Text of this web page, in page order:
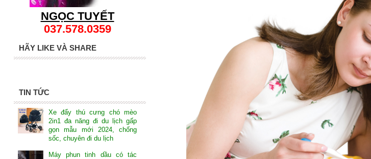
NGỌC TUYẾT
037.578.0359
HÃY LIKE VÀ SHARE
TIN TỨC
Xe đẩy thú cưng chó mèo
2in1 đa năng đi du lịch gấp
gọn mẫu mới 2024, chống
sốc, chuyên đi du lịch
Máy phun tinh dầu có tác